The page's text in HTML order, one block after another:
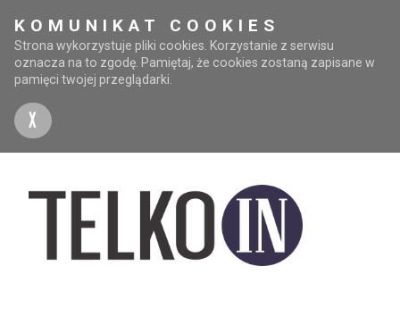
KOMUNIKAT COOKIES
Strona wykorzystuje pliki cookies. Korzystanie z serwisu
oznacza na to zgodę. Pamiętaj, że cookies zostaną zapisane w
pamięci twojej przeglądarki.
X